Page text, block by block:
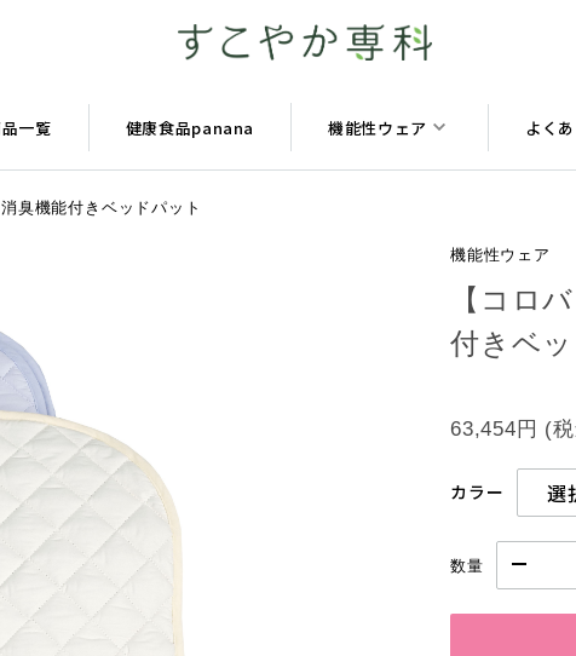
一覧 健康食品panana 機能性ウェア よく
臭機能付きベッドパット
機能性ウェア
【コロ
付きベ
63,454円 (
カラー
数量